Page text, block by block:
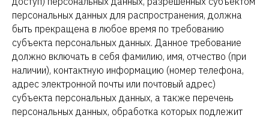
персональных данных для распространения, должна
быть прекращена в любое время по требованию
субъекта персональных данных. Данное требование
должно включать в себя фамилию, имя, отчество (при
наличии), контактную информацию (номер телефона,
адрес электронной почты или почтовый адрес)
субъекта персональных данных, а также перечень
персональных данных, обработка которых подлежит